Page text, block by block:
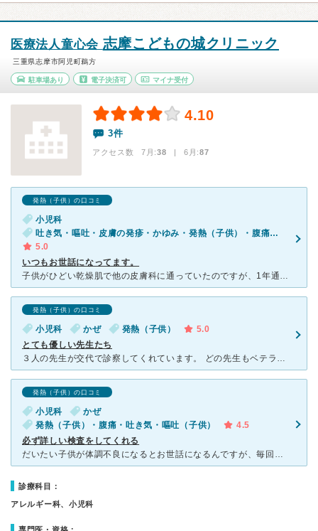
医療法人童心会 志摩こどもの城クリニック
三重県志摩市阿児町鵜方
駐車場あり 電子決済可 マイナ受付
4.10
3件
アクセス数 7月:38 | 6月:87
発熱（子供）の口コミ
小児科
吐き気・嘔吐・皮膚の発疹・かゆみ・発熱（子供）・腹痛・吐き気・嘔吐（子供）・発疹（子供）・咳・呼吸困難（子供）・下痢（子供）
5.0
いつもお世話になってます。
子供がひどい乾燥肌で他の皮膚科に通っていたのですが、1年通院しても治らず… たまたま風邪でこちらを受診した時に、先生から「これは可哀想だね。こちらの薬も出しましょうか？」と声をかけて頂き、お願いをし
発熱（子供）の口コミ
小児科 かぜ 発熱（子供）
5.0
とても優しい先生たち
３人の先生が交代で診察してくれています。 どの先生もベテランで優しい先生です。 親の気持ちに寄り添う診察をしてくれて、診察の最後に「なにか心配なことはありますか？」と聞いてくれて、育児で困ったこと
発熱（子供）の口コミ
小児科
かぜ
発熱（子供）・腹痛・吐き気・嘔吐（子供）
4.5
必ず詳しい検査をしてくれる
だいたい子供が体調不良になるとお世話になるんですが、毎回詳しい検査をしてくれる。 子供は嫌がりますが、しっかり検査をして原因を突き止めようとしてくださります。 休みの日は、予約をするのが早押しで結
診療科目：
アレルギー科、小児科